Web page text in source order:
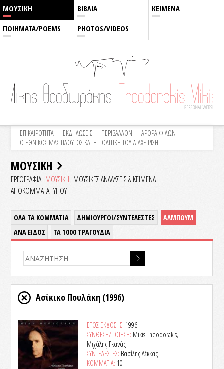
ΜΟΥΣΙΚΗ ΒΙΒΛΙΑ ΚΕΙΜΕΝΑ
ΠΟΙΗΜΑΤΑ/POEMS PHOTOS/VIDEOS
ΕΠΙΚΑΙΡΟΤΗΤΑ ΕΚΔΗΛΩΣΕΙΣ ΠΕΡΙΒΑΛΛΟΝ
ΑΡΘΡΑ ΦΙΛΩΝ
Ο ΕΘΝΙΚΟΣ ΜΑΣ ΠΛΟΥΤΟΣ ΚΑΙ Η ΠΟΛΙΤΙΚΗ ΤΟΥ ΔΙΑΧΕΙΡΙΣΗ
ΜΟΥΣΙΚΗ
ΕΡΓΟΓΡΑΦΙΑ ΜΟΥΣΙΚΗ ΜΟΥΣΙΚΕΣ ΑΝΑΛΥΣΕΙΣ & KEIMENA
ΑΠΟΚΟΜΜΑΤΑ ΤΥΠΟΥ
ΟΛΑ ΤΑ ΚΟΜΜΑΤΙΑ ΔΗΜΙΟΥΡΓΟΙ/ΣΥΝΤΕΛΕΣΤΕΣ
ΑΛΜΠΟΥΜ
ΑΝΑ ΕΙΔΟΣ
ΤΑ 1000 ΤΡΑΓΟΥΔΙΑ
Ασίκικο Πουλάκη (1996)
ΕΤΟΣ ΕΚΔΟΣΗΣ: 1996
ΣΥΝΘΕΣΗ/ΠΟΙΗΣΗ: Mikis Theodorakis,
Μιχάλης Γκανάς
ΣΥΝΤΕΛΕΣΤΕΣ: Βασίλης Λέκκας
ΚΟΜΜΑΤΙΑ: 10